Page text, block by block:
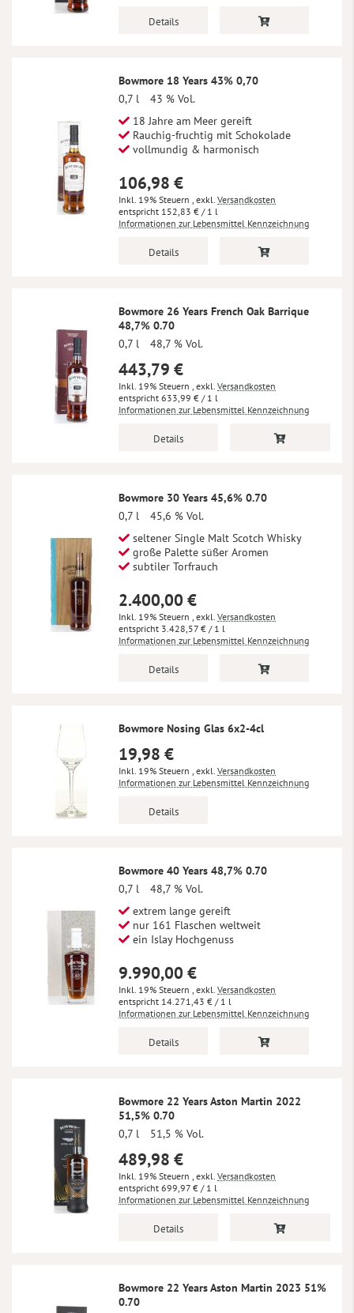
Details
Bowmore 18 Years 43% 0,70
0,7 l
43 % Vol.
18 Jahre am Meer gereift
Rauchig-fruchtig mit Schokolade
vollmundig & harmonisch
106,98 €
Inkl. 19% Steuern , exkl. Versandkosten
152,83 € / 1 l
Informationen zur Lebensmittel Kennzeichnung
Details
Bowmore 26 Years French Oak Barrique
48,7% 0.70
0,7 l
48,7 % Vol.
443,79 €
Inkl. 19% Steuern , exkl. Versandkosten
633,99 € / 1 l
Informationen zur Lebensmittel Kennzeichnung
Details
Bowmore 30 Years 45,6% 0.70
0,7 l
45,6 % Vol.
seltener Single Malt Scotch Whisky
große Palette süßer Aromen
subtiler Torfrauch
2.400,00 €
Inkl. 19% Steuern , exkl. Versandkosten
3.428,57 € / 1 l
Informationen zur Lebensmittel Kennzeichnung
Details
Bowmore Nosing Glas 6x2-4cl
19,98 €
Inkl. 19% Steuern , exkl. Versandkosten
Informationen zur Lebensmittel Kennzeichnung
Details
Bowmore 40 Years 48,7% 0.70
0,7 l
48,7 % Vol.
extrem lange gereift
nur 161 Flaschen weltweit
ein Islay Hochgenuss
9.990,00 €
Inkl. 19% Steuern , exkl. Versandkosten
14.271,43 € / 1 l
Informationen zur Lebensmittel Kennzeichnung
Details
Bowmore 22 Years Aston Martin 2022
51,5% 0.70
0,7 l
51,5 % Vol.
489,98 €
Inkl. 19% Steuern , exkl. Versandkosten
699,97 € / 1 l
Informationen zur Lebensmittel Kennzeichnung
Details
Bowmore 22 Years Aston Martin 2023 51%
0.70